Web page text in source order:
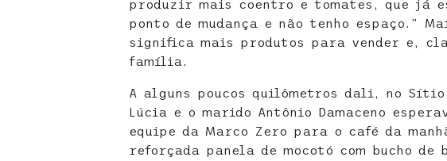
produzir mais coentro e tomates, que já
ponto de mudança e não tenho espaço.”
significa mais produtos para vender e,
família.
A alguns poucos quilômetros dali, no Sítio
Lúcia e o marido Antônio Damaceno
equipe da Marco Zero para o café da
reforçada panela de mocotó com bucho de